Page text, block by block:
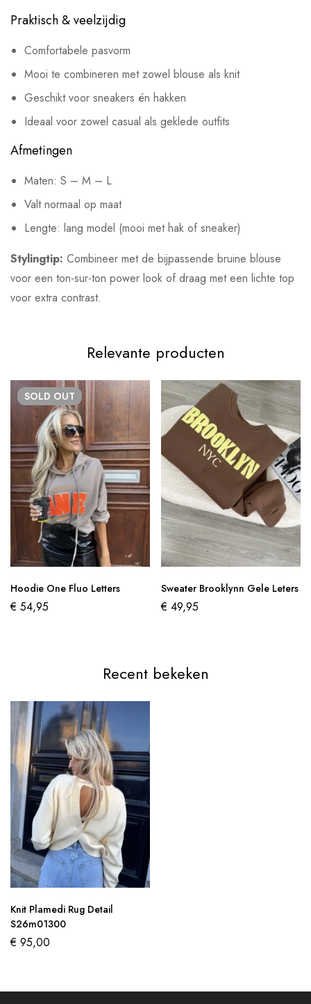
Praktisch & veelzijdig
Comfortabele pasvorm
Mooi te combineren met zowel blouse als knit
Geschikt voor sneakers én hakken
Ideaal voor zowel casual als geklede outfits
Afmetingen
Maten: S – M – L
Valt normaal op maat
Lengte: lang model (mooi met hak of sneaker)
Stylingtip: Combineer met de bijpassende bruine blouse
voor een ton-sur-ton power look of draag met een lichte top
voor extra contrast.
Relevante producten
SOLD OUT
Hoodie One Fluo Letters
€ 54,95
Sweater Brooklynn Gele Leters
€ 49,95
Recent bekeken
Knit Plamedi Rug Detail
S26m01300
€ 95,00